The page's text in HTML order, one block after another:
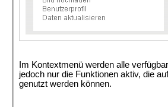
Im Kontextmenü werden alle
jedoch nur die Funktionen aktiv, die
genutzt werden können.